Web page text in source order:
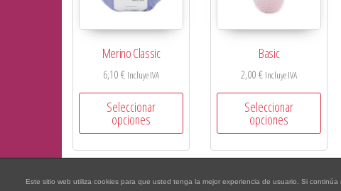
Merino Classic
6,10€ Incluye IVA
Seleccionar
opciones
Basic
2,00€ Incluye IVA
Seleccionar
opciones
Este sitio web utiliza cookies para que usted tenga la mejor experiencia de usuario. Si